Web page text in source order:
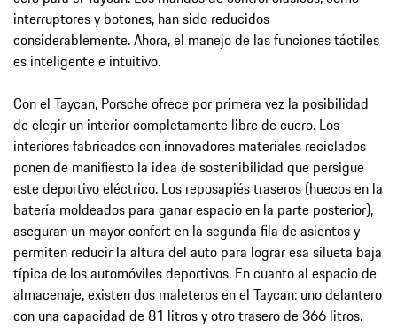
interruptores y botones, han sido reducidos
considerablemente. Ahora, el manejo de las funciones táctiles
es inteligente e intuitivo.
Con el Taycan, Porsche ofrece por primera vez la posibilidad
de elegir un interior completamente libre de cuero. Los
interiores fabricados con innovadores materiales reciclados
ponen de manifiesto la idea de sostenibilidad que persigue
este deportivo eléctrico. Los reposapiés traseros (huecos en la
batería moldeados para ganar espacio en la parte posterior),
aseguran un mayor confort en la segunda fila de asientos y
permiten reducir la altura del auto para lograr esa silueta baja
típica de los automóviles deportivos. En cuanto al espacio de
almacenaje, existen dos maleteros en el Taycan: uno delantero
con una capacidad de 81 litros y otro trasero de 366 litros.